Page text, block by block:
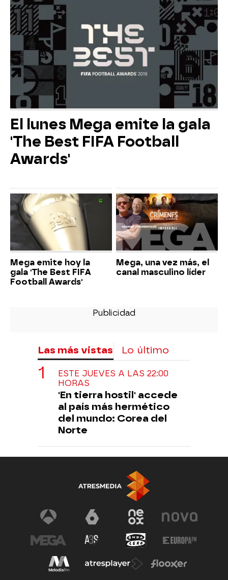
El lunes Mega emite la gala
'The Best FIFA Football
Awards'
Mega emite hoy la
gala 'The Best FIFA
Football Awards'
Mega, una vez más, el
canal masculino líder
Las más vistas Lo último
ESTE JUEVES A LAS 22:00
HORAS
'En tierra hostil' accede
al país más hermético
del mundo: Corea del
Norte